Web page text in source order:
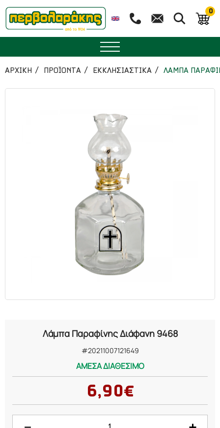
0
ΜΠΑΧΑΡΙΚΑ
ΒΟΤΑΝΑ
ΑΡΧΙΚΉ ΠΡΟΪΟΝΤΑ ΕΚΚΛΗΣΙΑΣΤΙΚΑ ΛΑΜΠΑ
Λάμπα Παραφίνης Διάφανη 9468
#20211007121649
ΑΜΕΣΑ ΔΙΑΘΕΣΙΜΟ
6,90€